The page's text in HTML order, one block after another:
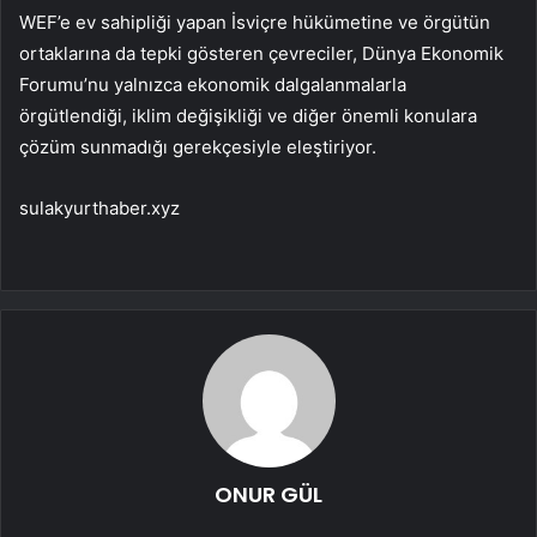
WEF’e ev sahipliği yapan İsviçre hükümetine ve örgütün
ortaklarına da tepki gösteren çevreciler, Dünya Ekonomik
Forumu’nu yalnızca ekonomik dalgalanmalarla
örgütlendiği, iklim değişikliği ve diğer önemli konulara
çözüm sunmadığı gerekçesiyle eleştiriyor.
sulakyurthaber.xyz
ONUR GÜL